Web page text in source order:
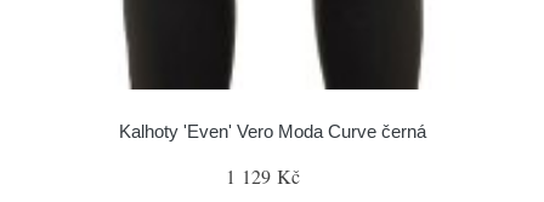
Kalhoty 'Even' Vero Moda Curve černá
1 129 Kč